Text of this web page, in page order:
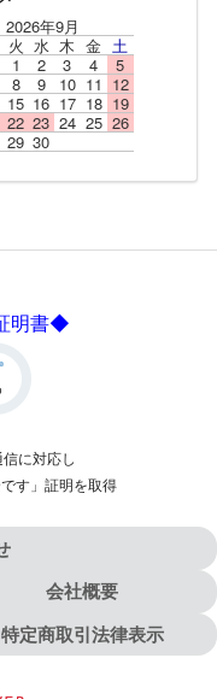
2026年9月
火 水 木 金 土
1
2 3 4
5
8 9 10 11 12
15 16 17 18 19
22 23 24 25 26
29 30
明書◆
に対応し
す」証明を取得
会社概要
特定商取引法律表示